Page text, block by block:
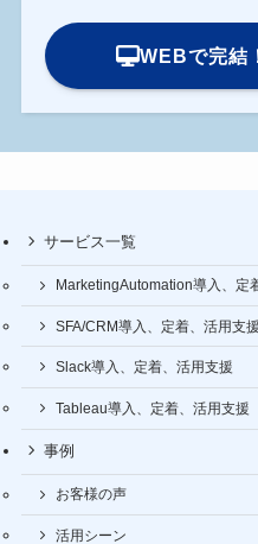
WEBで完結
サービス一覧
MarketingAutomation導入、定
SFA/CRM導入、定着、活用支援
Slack導入、定着、活用支援
Tableau導入、定着、活用支援
事例
お客様の声
活用シーン